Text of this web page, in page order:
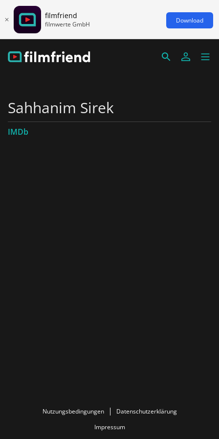
filmfriend
filmwerte GmbH Download
Sahhanim Sirek
IMDb
Nutzungsbedingungen
Datenschutzerklärung
Impressum